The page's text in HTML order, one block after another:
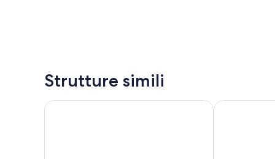
Strutture simili
La Madonnina del Gran Paradiso La Barme